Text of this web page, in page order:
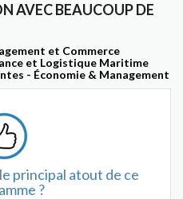
AVEC BEAUCOUP DE
et Commerce
et Logistique Maritime
- Économie & Management
principal atout de ce
?